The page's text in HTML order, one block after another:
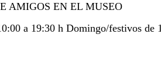
AMIGOS EN EL MUSEO
a 19:30 h Domingo/festivos de